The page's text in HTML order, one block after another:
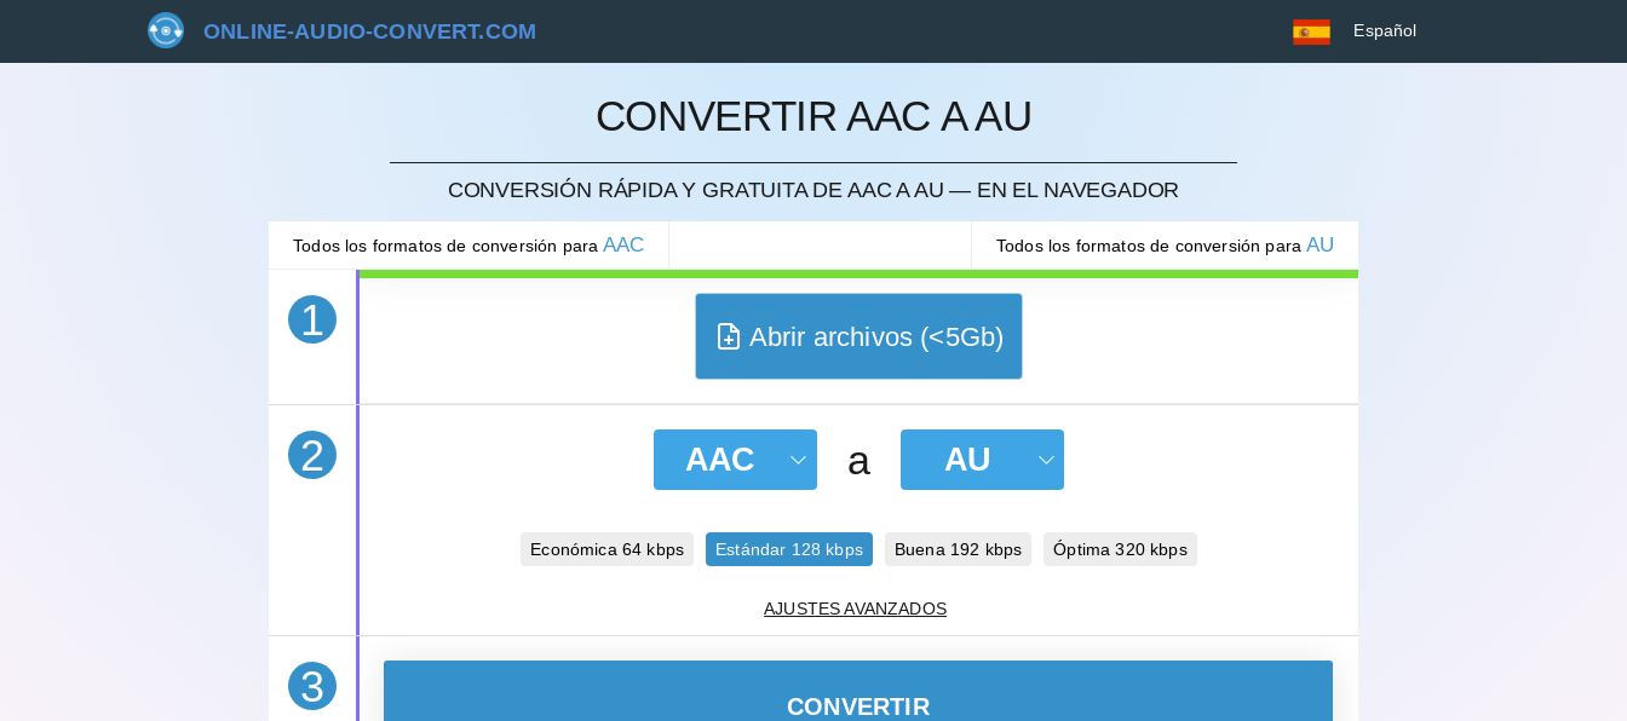
ONLINE-AUDIO-CONVERT.COM Español
CONVERTIR AAC A AU
CONVERSIÓN RÁPIDA Y GRATUITA DE AAC A AU — EN EL NAVEGADOR
Todos los formatos de conversión paraAAC Todos los formatos de conversión paraAU
1
CANCELAR
Abrir archivos (<5Gb)
2 AAC a AU
Económica 64 kbps Estándar 128 kbps Buena 192 kbps Óptima 320 kbps
AJUSTES AVANZADOS
3 CONVERTIR